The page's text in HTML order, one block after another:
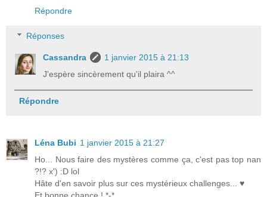
Répondre
Réponses
Cassandra
1 janvier 2015 à 21:13
J'espère sincèrement qu'il plaira ^^
Répondre
Léna Bubi 1 janvier 2015 à 21:27
Ho... Nous faire des mystères comme ça, c'est pas top nan
?!? x') :D lol
Hâte d'en savoir plus sur ces mystérieux challenges... ♥